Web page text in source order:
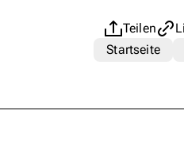
Teilen
Startseite